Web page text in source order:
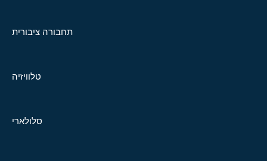
תחבורה ציבורית
טלוויזיה
סלולארי